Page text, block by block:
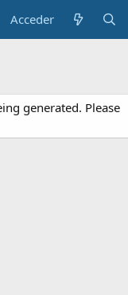
Acceder
generated. Please